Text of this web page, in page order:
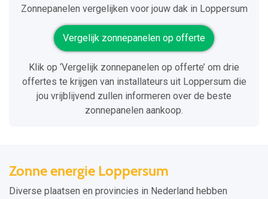
Zonnepanelen vergelijken voor jouw dak in Loppersum
Vergelijk zonnepanelen op offerte
Klik op ‘Vergelijk zonnepanelen op offerte’ om drie
offertes te krijgen van installateurs uit Loppersum die
jou vrijblijvend zullen informeren over de beste
zonnepanelen aankoop.
Zonne energie Loppersum
Diverse plaatsen en provincies in Nederland hebben